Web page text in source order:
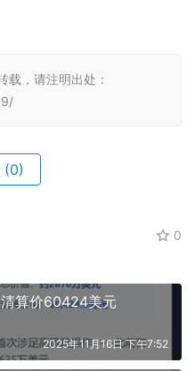
载，请注明出处：
(0)
0
算价60424美元
2025年11月16日 下午7:52